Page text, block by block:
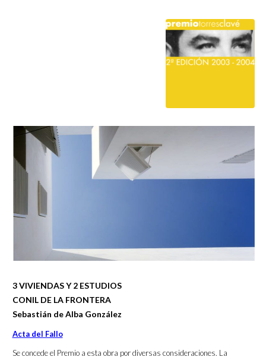
3 VIVIENDAS Y 2 ESTUDIOS
CONIL DE LA FRONTERA
Sebastián de Alba González
Acta del Fallo
Se concede el Premio a esta obra por diversas consideraciones. La